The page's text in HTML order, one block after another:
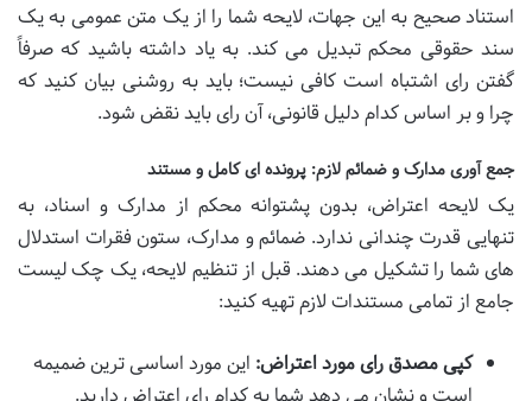
استناد صحیح به این جهات، لایحه شما را از یک متن عمومی به یک
سند حقوقی محکم تبدیل می کند. به یاد داشته باشید که صرفاً
گفتن رای اشتباه است کافی نیست؛ باید به روشنی بیان کنید که
چرا و بر اساس کدام دلیل قانونی، آن رای باید نقض شود.
جمع آوری مدارک و ضمائم لازم: پرونده ای کامل و مستند
یک لایحه اعتراض، بدون پشتوانه محکم از مدارک و اسناد، به
تنهایی قدرت چندانی ندارد. ضمائم و مدارک، ستون فقرات استدلال
های شما را تشکیل می دهند. قبل از تنظیم لایحه، یک چک لیست
جامع از تمامی مستندات لازم تهیه کنید:
کپی مصدق رای مورد اعتراض: این مورد اساسی ترین ضمیمه